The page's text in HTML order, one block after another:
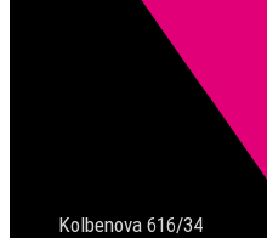
Kolbenova 616/34